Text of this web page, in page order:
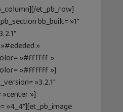
et_pb_row]
bb_built= »1″
»
»#ffffff »
»#ffffff »]
»3.2.1″
»]
»4_4″][et_pb_image